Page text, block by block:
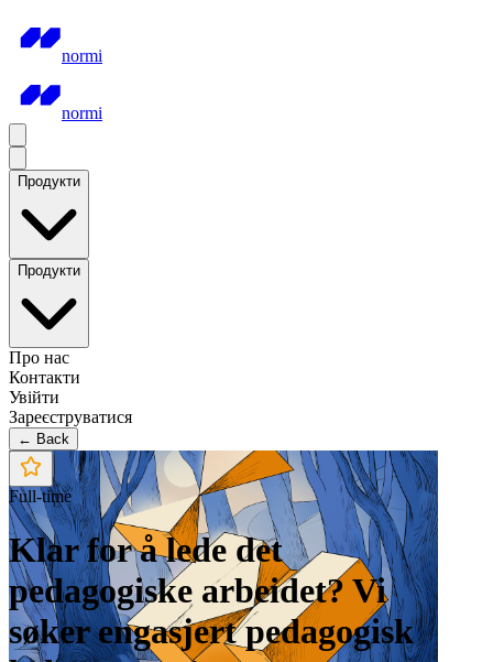
normi
normi
Продукти
Продукти
Про нас
Контакти
Увійти
Зареєструватися
← Back
Full-time
Klar for å lede det
pedagogiske arbeidet? Vi
søker engasjert pedagogisk